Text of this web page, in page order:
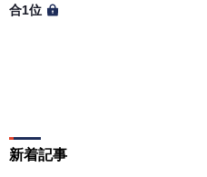
合1位
新着記事